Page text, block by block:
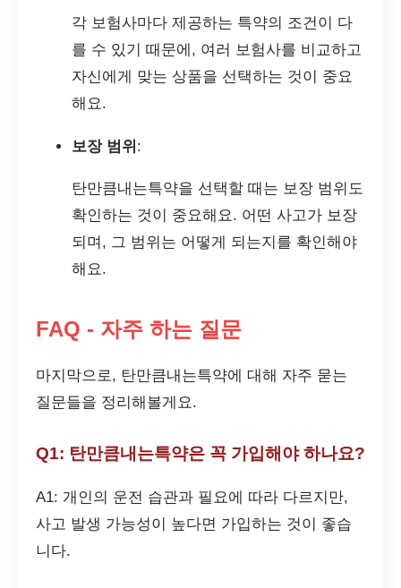
각 보험사마다 제공하는 특약의 조건이 다
를 수 있기 때문에, 여러 보험사를 비교하고
자신에게 맞는 상품을 선택하는 것이 중요
해요.
보장 범위 :
탄만큼내는특약을 선택할 때는 보장 범위도
확인하는 것이 중요해요. 어떤 사고가 보장
되며, 그 범위는 어떻게 되는지를 확인해야
해요.
FAQ - 자주 하는 질문
마지막으로, 탄만큼내는특약에 대해 자주 묻는
질문들을 정리해볼게요.
Q1: 탄만큼내는특약은 꼭 가입해야 하나요?
A1: 개인의 운전 습관과 필요에 따라 다르지만,
사고 발생 가능성이 높다면 가입하는 것이 좋습
니다.